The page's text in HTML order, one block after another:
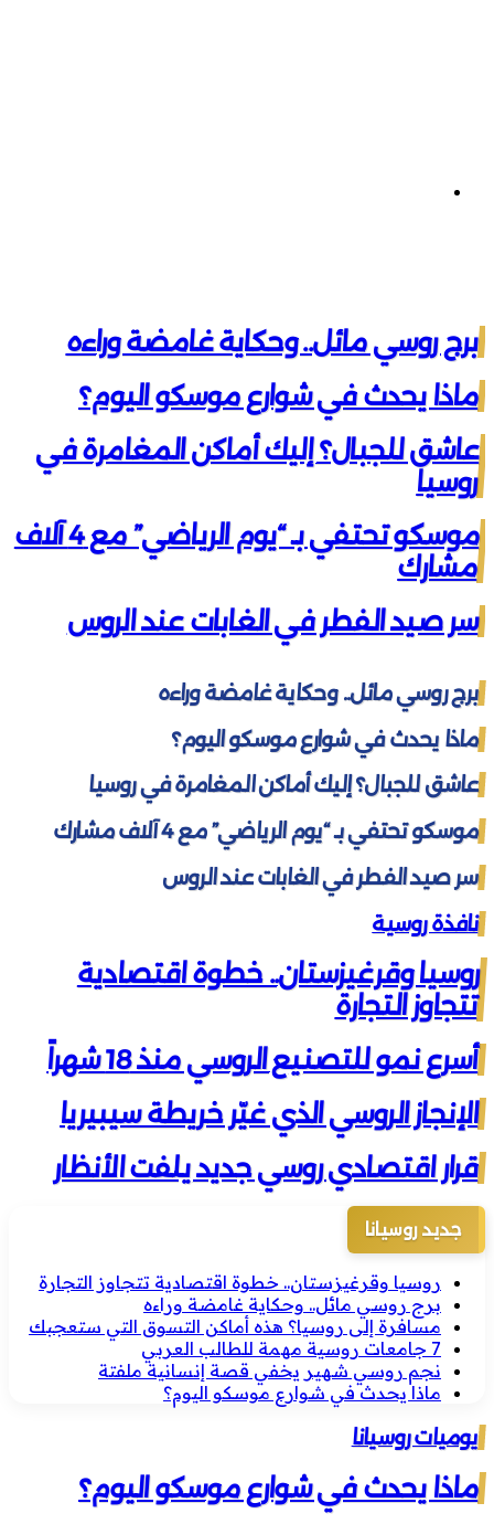
برج روسي مائل.. وحكاية غامضة وراءه
ماذا يحدث في شوارع موسكو اليوم؟
عاشق للجبال؟ إليك أماكن المغامرة في
روسيا
موسكو تحتفي بـ “يوم الرياضي” مع 4 آلاف
مشارك
سر صيد الفطر في الغابات عند الروس
برج روسي مائل.. وحكاية غامضة وراءه
ماذا يحدث في شوارع موسكو اليوم؟
عاشق للجبال؟ إليك أماكن المغامرة في روسيا
موسكو تحتفي بـ “يوم الرياضي” مع 4 آلاف مشارك
سر صيد الفطر في الغابات عند الروس
نافذة روسية
روسيا وقرغيزستان.. خطوة اقتصادية
تتجاوز التجارة
أسرع نمو للتصنيع الروسي منذ 18 شهراً
الإنجاز الروسي الذي غيّر خريطة سيبيريا
قرار اقتصادي روسي جديد يلفت الأنظار
جديد روسيانا
روسيا وقرغيزستان.. خطوة اقتصادية تتجاوز التجارة
برج روسي مائل.. وحكاية غامضة وراءه
مسافرة إلى روسيا؟ هذه أماكن التسوق التي ستعجبك
7 جامعات روسية مهمة للطالب العربي
نجم روسي شهير يخفي قصة إنسانية ملفتة
ماذا يحدث في شوارع موسكو اليوم؟
يوميات روسيانا
ماذا يحدث في شوارع موسكو اليوم؟